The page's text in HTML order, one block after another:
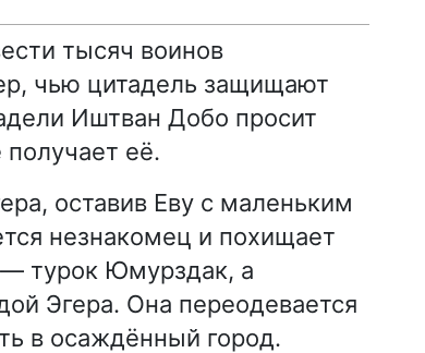
тысяч воинов
чью цитадель защищают
Иштван Добо просит
её.
оставив Еву с маленьким
незнакомец и похищает
турок Юмурздак, а
Эгера. Она переодевается
в осаждённый город.